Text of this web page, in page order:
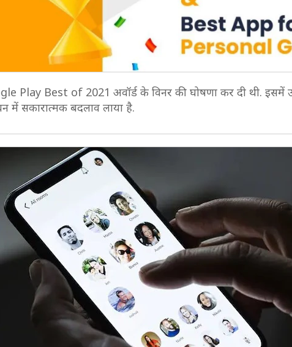
Play Best of 2021 अवॉर्ड के विनर की घोषणा कर दी थी. इसमें
में सकारात्मक बदलाव लाया है.